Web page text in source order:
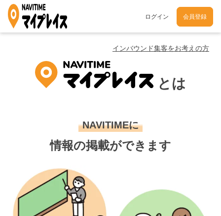
ログイン 会員登録
インバウンド集客をお考えの方
とは
NAVITIMEに
情報の掲載ができます